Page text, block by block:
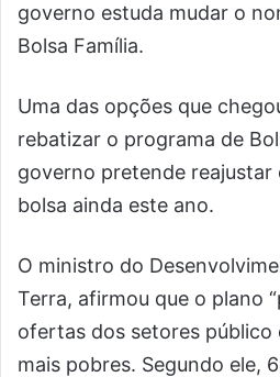
governo estuda mudar o
Bolsa Família.
Uma das opções que
rebatizar o programa de
governo pretende reajustar
bolsa ainda este ano.
O ministro do
Terra, afirmou que o plano
ofertas dos setores público
mais pobres. Segundo ele,